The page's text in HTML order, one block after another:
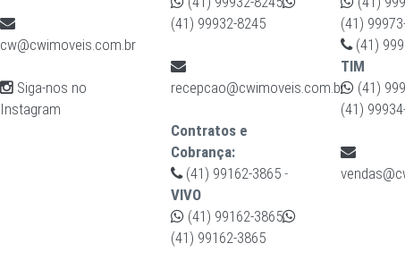
cw@cwimoveis.com.br
Siga-nos no
Instagram
(41) 99932-8245
recepcao@cwimoveis.com.br
Contratos e
Cobrança:
(41) 99162-3865-
VIVO
(41) 99162-3865
(41) 99162-3865
(41)
(41)
TIM
(41)
(41)